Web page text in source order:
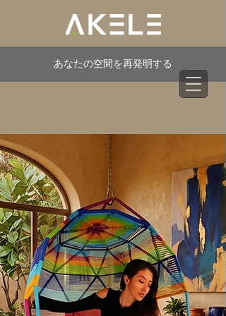
あなたの空間を再発明する